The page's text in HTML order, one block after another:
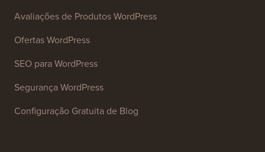
Avaliações de Produtos WordPress
Ofertas WordPress
SEO para WordPress
Segurança WordPress
Configuração Gratuita de Blog